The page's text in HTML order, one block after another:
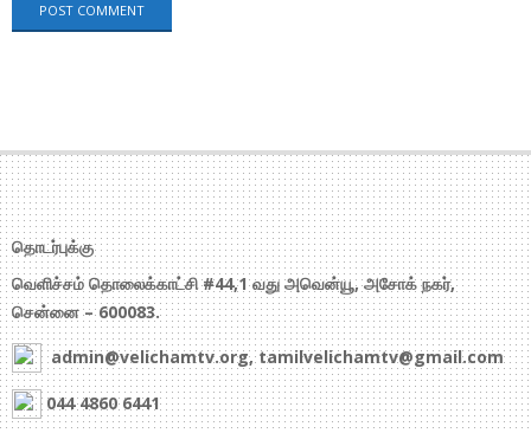
தொடர்புக்கு
வெளிச்சம் தொலைக்காட்சி #44,1 வது அவென்யூ, அசோக் நகர்,
சென்னை – 600083.
admin@velichamtv.org, tamilvelichamtv@gmail.com
044 4860 6441